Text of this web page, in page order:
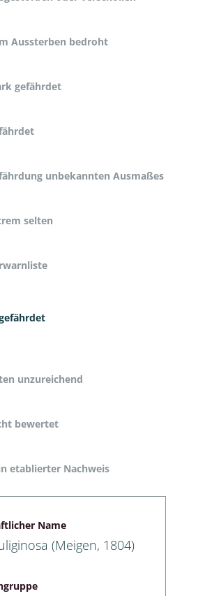
Aussterben bedroht
gefährdet
unbekannten Ausmaßes
selten
unzureichend
bewertet
etablierter Nachweis
Name
(Meigen, 1804)